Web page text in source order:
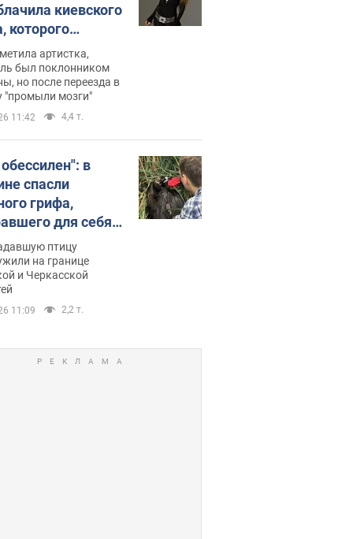
киевского
которого
он
не знал,
хочет
украинцев
артистка,
был поклонником
но после переезда в
"промыли мозги"
11:42 4,4 т.
в
спасли
грифа,
для себя
маршрут.
птицу
на границе
и Черкасской
11:09 2,2 т.